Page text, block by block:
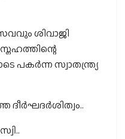
ശിവാജി
പകർന്ന സ്വാതന്ത്ര്യ
ദീർഘദർശിത്വം..